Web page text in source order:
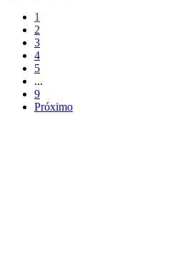
1
2
3
4
5
...
9
Próximo